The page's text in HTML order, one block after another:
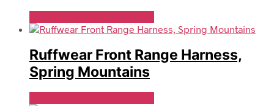
Ruffwear Front Range Harness,
Spring Mountains